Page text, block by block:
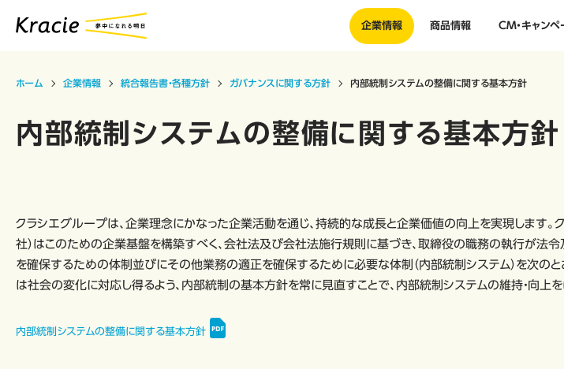
企業情報 商品情報 CM・キャンペ
ホーム 企業情報 統合報告書・各種方針 ガバナンスに関する方針 内部統制システムの整備に関する基本方針
内部統制システムの整備に関する基本方針
クラシエグループは、企業理念にかなった企業活動を通じ、持続的な成長と企業価値の向上を実現します。
社）はこのための企業基盤を構築すべく、会社法及び会社法施行規則に基づき、取締役の職務の執行が法
を確保するための体制並びにその他業務の適正を確保するために必要な体制（内部統制システム）を次のと
は社会の変化に対応し得るよう、内部統制の基本方針を常に見直すことで、内部統制システムの維持・向上を
内部統制システムの整備に関する基本方針